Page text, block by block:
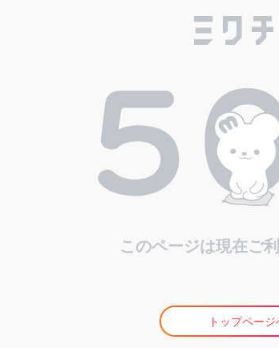
このページは現在ご